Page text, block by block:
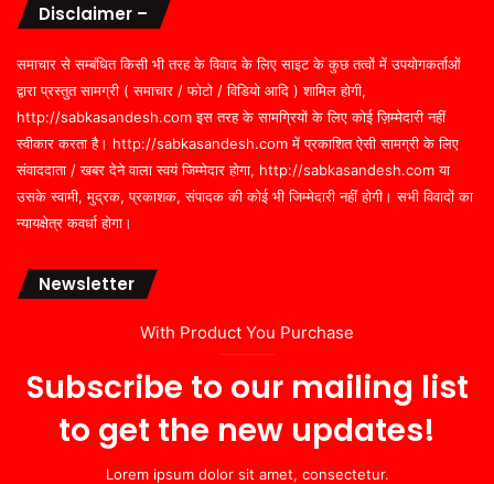
Disclaimer –
समाचार से सम्बंधित किसी भी तरह के विवाद के लिए साइट के कुछ तत्वों में उपयोगकर्ताओं
द्वारा प्रस्तुत सामग्री ( समाचार / फोटो / विडियो आदि ) शामिल होगी,
http://sabkasandesh.com इस तरह के सामग्रियों के लिए कोई ज़िम्मेदारी नहीं
स्वीकार करता है। http://sabkasandesh.com में प्रकाशित ऐसी सामग्री के लिए
संवाददाता / खबर देने वाला स्वयं जिम्मेदार होगा, http://sabkasandesh.com या
उसके स्वामी, मुद्रक, प्रकाशक, संपादक की कोई भी जिम्मेदारी नहीं होगी। सभी विवादों का
न्यायक्षेत्र कवर्धा होगा।
Newsletter
With Product You Purchase
Subscribe to our mailing list
to get the new updates!
Lorem ipsum dolor sit amet, consectetur.